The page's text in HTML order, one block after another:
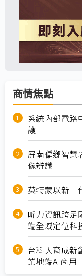
商情焦點
系統內部電路
護
屏南偏鄉智慧
像辨識
英特蒙以新一
昕力資訊跨足
端全域定位科
台科大育成新
業地端AI商用